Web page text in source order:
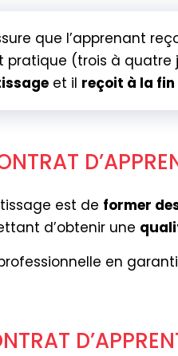
que l’apprenant
(trois à
et il reçoit à la
est de former
d’obtenir une
en